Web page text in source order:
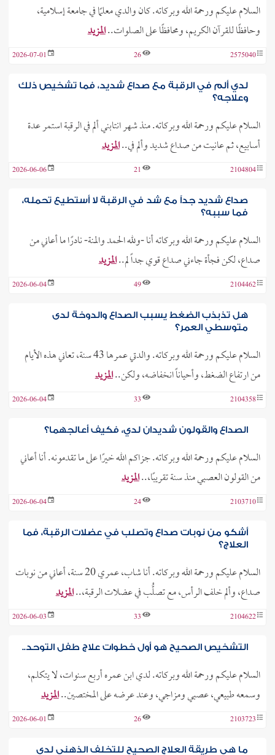
السلام عليكم ورحمة الله وبركاته. كان والدي معلمًا في جامعة إسلامية،
وحافظًا للقرآن الكريم، ومحافظًا على الصلوات..المزيد
2575040
26
2026-07-01
لدي ألم في الرقبة مع صداع شديد، فما تشخيص ذلك
وعلاجه؟
السلام عليكم ورحمة الله وبركاته. منذ شهر انتابني ألم في الرقبة استمر عدة
أسابيع، ثم عانيت من صداع شديد وألم في..المزيد
2104804
21
2026-06-06
صداع شديد جداً مع شد في الرقبة لا أستطيع تحمله،
فما سببه؟
السلام عليكم ورحمة الله وبركاته أنا -ولله الحمد والمنة- نادرًا ما أعاني من
صداع، لكن فجأة جاءني صداع قوي جداً لم..المزيد
2104462
49
2026-06-04
هل تذبذب الضغط يسبب الصداع والدوخة لدى
متوسطي العمر؟
السلام عليكم ورحمة الله وبركاته. والدتي عمرها 43 سنة، تعاني هذه الأيام
من ارتفاع الضغط، وأحياناً انخفاضه، ولكن..المزيد
2104358
33
2026-06-04
الصداع والقولون شديدان لدي، فكيف أعالجهما؟
السلام عليكم ورحمة الله وبركاته. جزاكم الله خيرًا على ما تقدمونه. أنا أعاني
من القولون العصبي منذ سنة تقريبًا،..المزيد
2103710
24
2026-06-04
أشكو من نوبات صداع وتصلب في عضلات الرقبة، فما
العلاج؟
السلام عليكم ورحمة الله وبركاته. أنا شاب، عمري 20 سنة، أعاني من نوبات
صداع، وألم خلف الرأس، مع تصلُّب في عضلات الرقبة،..المزيد
2104622
33
2026-06-03
التشخيص الصحيح هو أول خطوات علاج طفل التوحد..
السلام عليكم ورحمة الله وبركاته. لدي ابن عمره أربع سنوات، لا يتكلم،
وسمعه طبيعي، عصبي ومزاجي، وعند عرضه على المختصين..المزيد
2103723
26
2026-06-01
ما هي طريقة العلاج الصحيح للتخلف الذهني لدى